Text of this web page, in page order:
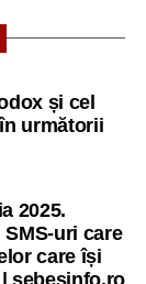
și cel
următorii
2025.
SMS-uri care
care își
sebesinfo.ro